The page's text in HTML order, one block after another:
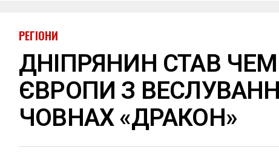
РЕГІОНИ
ДНІПРЯНИН СТАВ
ЄВРОПИ З
ЧОВНАХ «ДРАКОН»